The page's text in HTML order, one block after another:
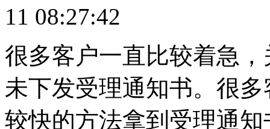
11 08:27:42
很多客户一直比较着急
未下发受理通知书。很
较快的方法拿到受理通